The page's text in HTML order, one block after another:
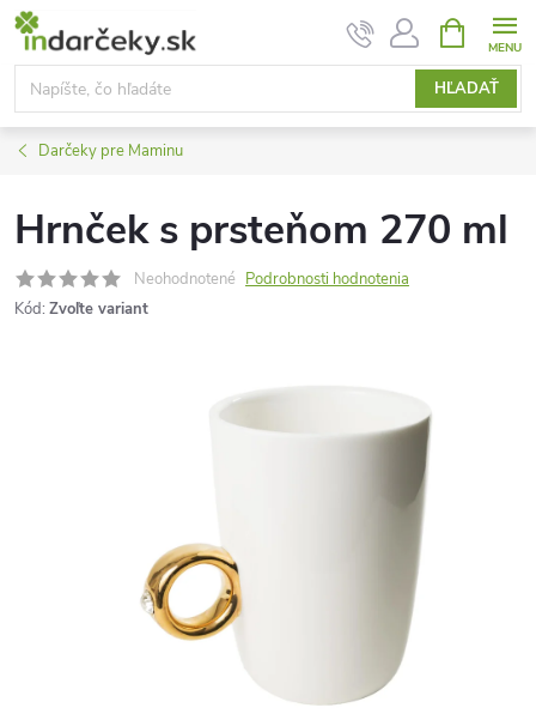
Prejsť
obsah
HĽADAŤ
KOŠÍK
Darčeky pre Maminu
Hrnček s prsteňom 270 ml
Neohodnotené Podrobnosti hodnotenia
Kód: Zvoľte variant